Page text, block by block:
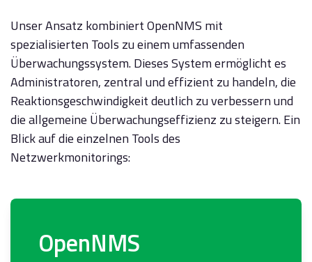
Unser Ansatz kombiniert OpenNMS mit
spezialisierten Tools zu einem umfassenden
Überwachungssystem. Dieses System ermöglicht es
Administratoren, zentral und effizient zu handeln, die
Reaktionsgeschwindigkeit deutlich zu verbessern und
die allgemeine Überwachungseffizienz zu steigern. Ein
Blick auf die einzelnen Tools des
Netzwerkmonitorings:
OpenNMS